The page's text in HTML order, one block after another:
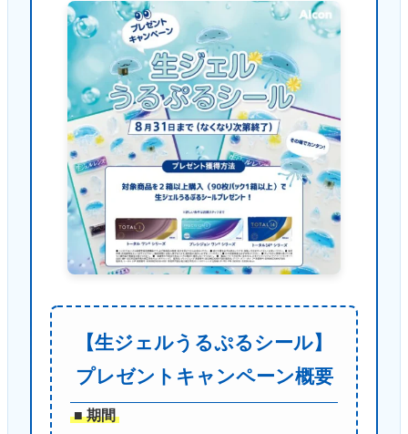
【生ジェルうるぷるシール】
プレゼントキャンペーン概要
■ 期間